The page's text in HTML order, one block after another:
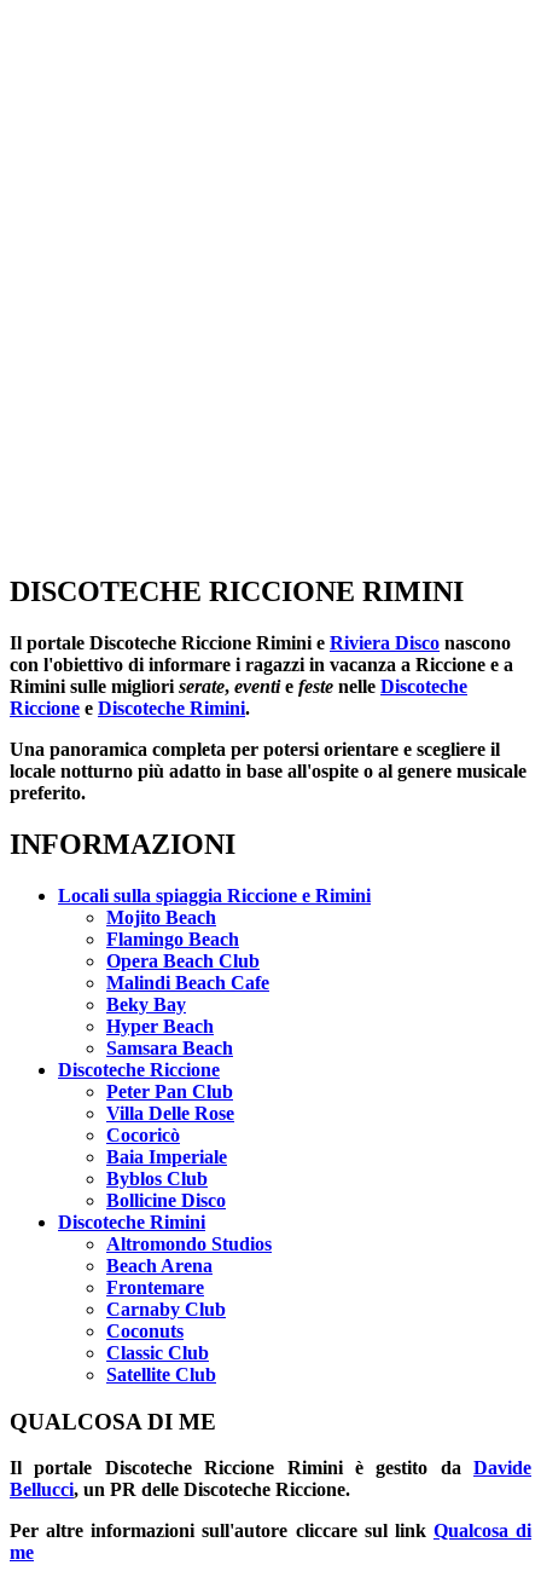
DISCOTECHE RICCIONE RIMINI
Il portale Discoteche Riccione Rimini e Riviera Disco nascono
con l'obiettivo di informare i ragazzi in vacanza a Riccione e a
Rimini sulle migliori serate, eventie feste nelle Discoteche
Riccione e Discoteche Rimini.
Una panoramica completa per potersi orientare e scegliere il
locale notturno più adatto in base all'ospite o al genere musicale
preferito.
INFORMAZIONI
Locali sulla spiaggia Riccione e Rimini
Mojito Beach
Flamingo Beach
Opera Beach Club
Malindi Beach Cafe
Beky Bay
Hyper Beach
Samsara Beach
Discoteche Riccione
Peter Pan Club
Villa Delle Rose
Cocoricò
Baia Imperiale
Byblos Club
Bollicine Disco
Discoteche Rimini
Altromondo Studios
Beach Arena
Frontemare
Carnaby Club
Coconuts
Classic Club
Satellite Club
QUALCOSA DI ME
Il portale Discoteche Riccione Riminiè gestito da Davide
Bellucci, un PR delle Discoteche Riccione.
Per altre informazioni sull'autore cliccare sul link Qualcosa di
me